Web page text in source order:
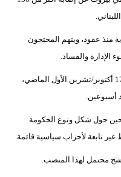
منذ عقود، ويتهم المحتجون
الإدارة والفساد.
وبدأت الاحتجاجات على الصعيد الوطني في 17 أكتوبر/تشرين الأول الماضي،
أسبوعين.
حول شكل ونوع الحكومة
تابعة لأحزاب سياسية قائمة.
محتمل لهذا المنصب.